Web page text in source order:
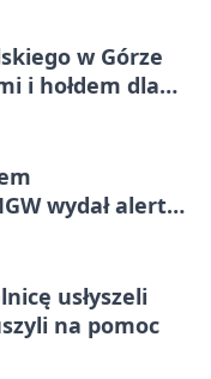
w Górze
i hołdem dla
wydał alert
usłyszeli
na pomoc